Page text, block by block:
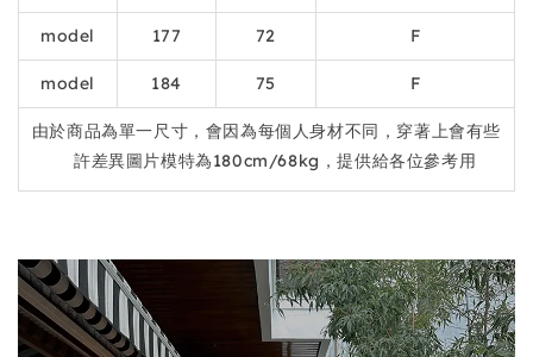
model 177 72 F
model 184 75 F
由於商品為單一尺寸，會因為每個人身材不同，穿著上會有些
許差異圖片模特為180cm/68kg，提供給各位參考用